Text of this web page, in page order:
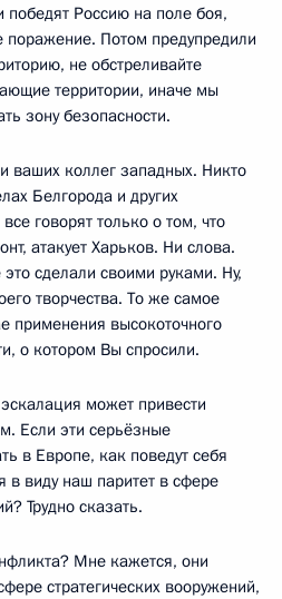
победят Россию на поле боя,
поражение. Потом предупредили
не обстреливайте
территории, иначе мы
зону безопасности.
ваших коллег западных. Никто
Белгорода и других
говорят только о том, что
атакует Харьков. Ни слова.
сделали своими руками. Ну,
творчества. То же самое
применения высокоточного
о котором Вы спросили.
может привести
Если эти серьёзные
в Европе, как поведут себя
виду наш паритет в сфере
Трудно сказать.
Мне кажется, они
стратегических вооружений,